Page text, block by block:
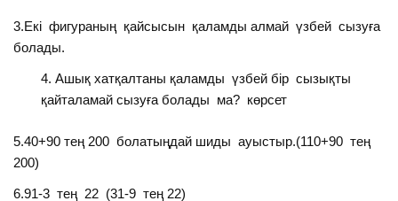
3.Екі фигураның қайсысын қаламды алмай үзбей сызуға
болады.
Ашық хатқалтаны қаламды үзбей бір сызықты
қайталамай сызуға болады ма? көрсет
5.40+90 тең 200 болатыңдай шиды ауыстыр.(110+90 тең
200)
6.91-3 тең 22 (31-9 тең 22)